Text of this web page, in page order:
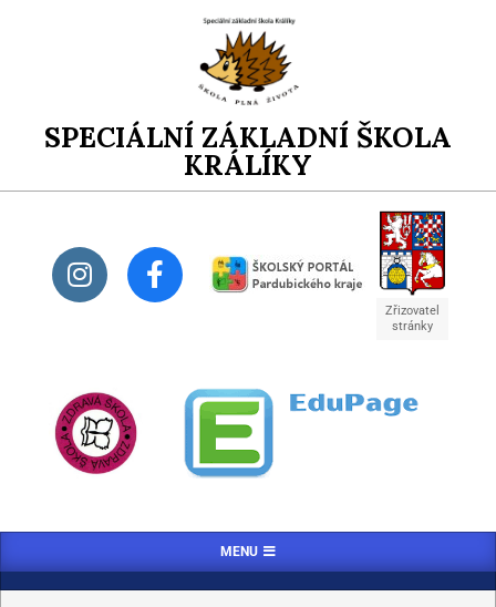
SPECIÁLNÍ ZÁKLADNÍ ŠKOLA
KRÁLÍKY
Zřizovatel
stránky
MENU